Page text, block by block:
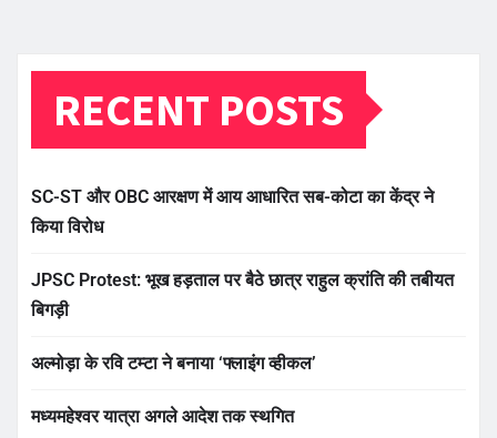
RECENT POSTS
SC-ST और OBC आरक्षण में आय आधारित सब-कोटा का केंद्र ने
किया विरोध
JPSC Protest: भूख हड़ताल पर बैठे छात्र राहुल क्रांति की तबीयत
बिगड़ी
अल्मोड़ा के रवि टम्टा ने बनाया ‘फ्लाइंग व्हीकल’
मध्यमहेश्वर यात्रा अगले आदेश तक स्थगित